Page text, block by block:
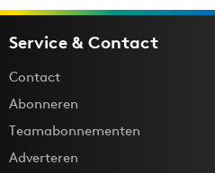
Service & Contact
Contact
Abonneren
Teamabonnementen
Adverteren